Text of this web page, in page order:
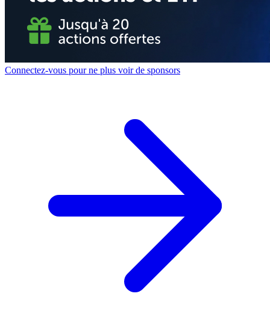
Connectez-vous pour ne plus voir de sponsors